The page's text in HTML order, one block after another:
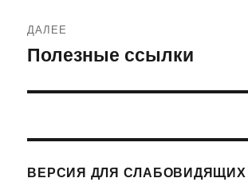
ДАЛЕЕ
Следующая
Полезные ссылки
ВЕРСИЯ ДЛЯ СЛАБОВИДЯЩИХ